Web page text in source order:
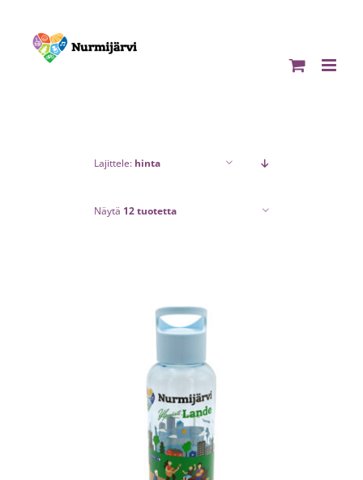
content
Lajittele: hinta
Näytä 12 tuotetta
LISÄÄ OSTOSKORIIN /